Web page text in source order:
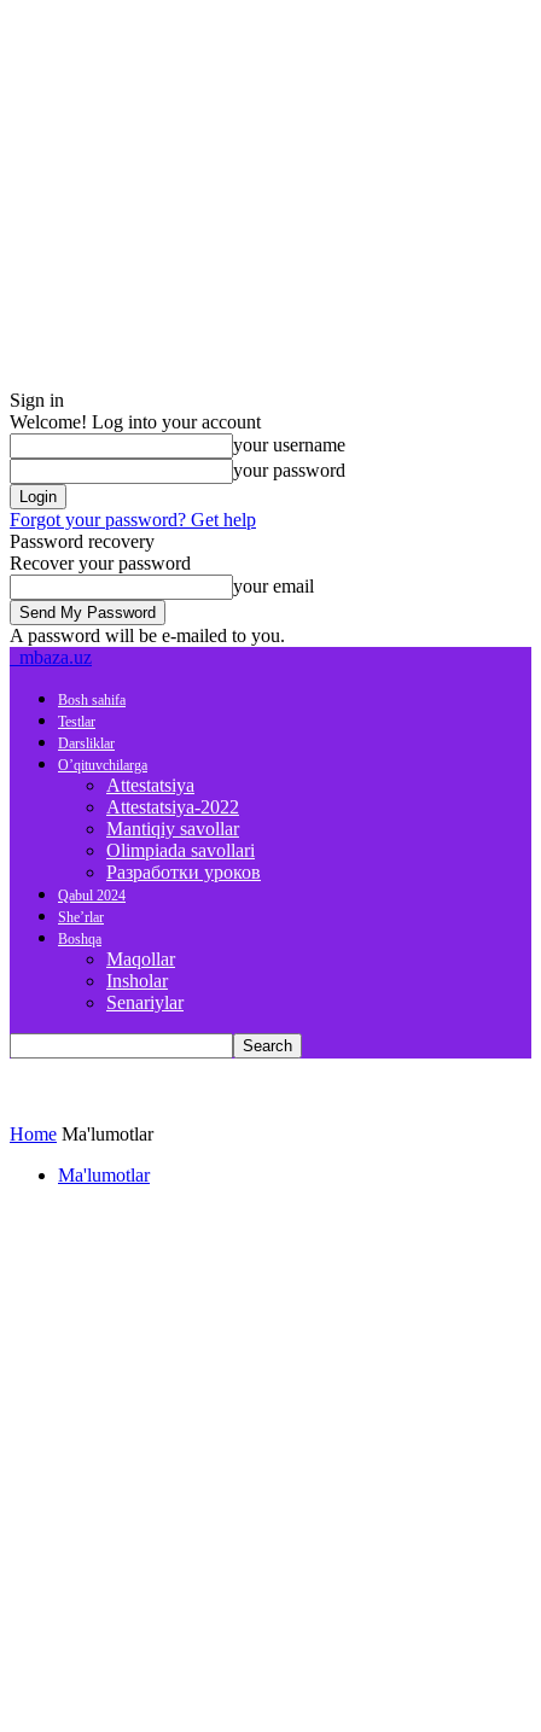
Sign in
Welcome! Log into your account
your username
your password
Forgot your password? Get help
Password recovery
Recover your password
your email
A password will be e-mailed to you.
mbaza.uz
Bosh sahifa
Testlar
Darsliklar
O’qituvchilarga
Attestatsiya
Attestatsiya-2022
Mantiqiy savollar
Olimpiada savollari
Разработки уроков
Qabul 2024
She’rlar
Boshqa
Maqollar
Insholar
Senariylar
Home Ma'lumotlar
Ma'lumotlar